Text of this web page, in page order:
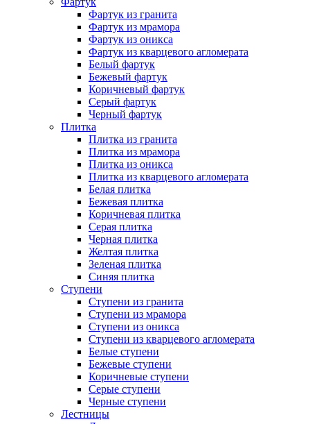
Фартук из гранита
Фартук из мрамора
Фартук из оникса
Фартук из кварцевого агломерата
Белый фартук
Бежевый фартук
Коричневый фартук
Серый фартук
Черный фартук
Плитка
Плитка из гранита
Плитка из мрамора
Плитка из оникса
Плитка из кварцевого агломерата
Белая плитка
Бежевая плитка
Коричневая плитка
Серая плитка
Черная плитка
Желтая плитка
Зеленая плитка
Синяя плитка
Ступени
Ступени из гранита
Ступени из мрамора
Ступени из оникса
Ступени из кварцевого агломерата
Белые ступени
Бежевые ступени
Коричневые ступени
Серые ступени
Черные ступени
Лестницы